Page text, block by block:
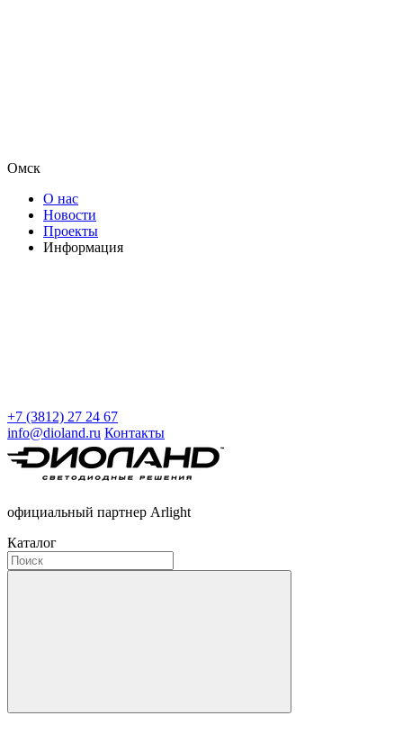
Омск
О нас
Новости
Проекты
Информация
+7 (3812) 27 24 67
info@dioland.ru Контакты
официальный партнер Arlight
Каталог